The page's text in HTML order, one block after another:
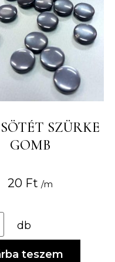
SÖTÉT SZÜRKE
GOMB
20 Ft /m
db
teszem